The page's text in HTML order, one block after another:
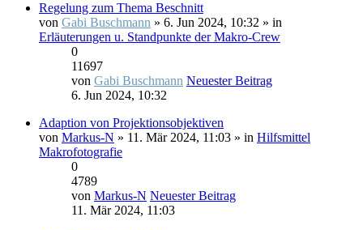
Regelung zum Thema Beschnitt
von Gabi Buschmann » 6. Jun 2024, 10:32 » in
Erläuterungen u. Standpunkte der Makro-Crew
0
11697
von Gabi Buschmann Neuester Beitrag
6. Jun 2024, 10:32
Adaption von Projektionsobjektiven
von Markus-N » 11. Mär 2024, 11:03 » in Hilfsmittel
Makrofotografie
0
4789
von Markus-N Neuester Beitrag
11. Mär 2024, 11:03